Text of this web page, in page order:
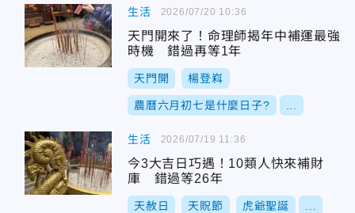
生活
天門開來了！命理師揭年中補運最強
時機 錯過再等1年
天門開 楊登嵙
農曆六月初七是什麼日子?
2026/07/20 10:36
生活
今3大吉日巧遇！10類人快來補財
庫 錯過等26年
天赦日 天貺節 虎爺聖誕
2026/07/19 11:36